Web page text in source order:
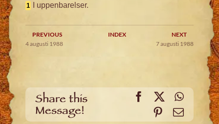
1 I uppenbarelser.
PREVIOUS INDEX
NEXT
4 augusti 1988
7 augusti 1988
Share this
Message!
Facebook
X
Pinterest
Email